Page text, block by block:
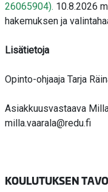
26065904). 10.8.2026
hakemuksen ja
Lisätietoja
Opinto-ohjaaja Tarja
Asiakkuusvastaava
milla.vaarala@redu.fi
KOULUTUKSEN